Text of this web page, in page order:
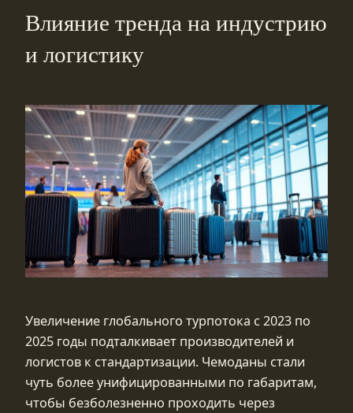
Влияние тренда на индустрию
и логистику
Увеличение глобального турпотока с 2023 по
2025 годы подталкивает производителей и
логистов к стандартизации. Чемоданы стали
чуть более унифицированными по габаритам,
чтобы безболезненно проходить через